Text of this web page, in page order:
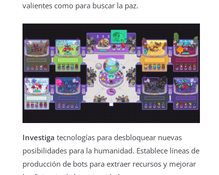
valientes como para buscar la paz.
Investiga tecnologías para desbloquear nuevas
posibilidades para la humanidad. Establece líneas de
producción de bots para extraer recursos y mejorar